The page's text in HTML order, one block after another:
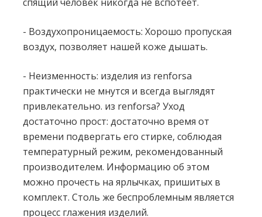
- Воздухопроницаемость: Хорошо пропуская
воздух, позволяет нашей коже дышать.
- Неизменность: изделия из renforsa
практически не мнутся и всегда выглядят
привлекательно. из renforsa? Уход
достаточно прост: достаточно время от
времени подвергать его стирке, соблюдая
температурный режим, рекомендованный
производителем. Информацию об этом
можно прочесть на ярлычках, пришитых в
комплект. Столь же беспроблемным является
процесс глажения изделий.